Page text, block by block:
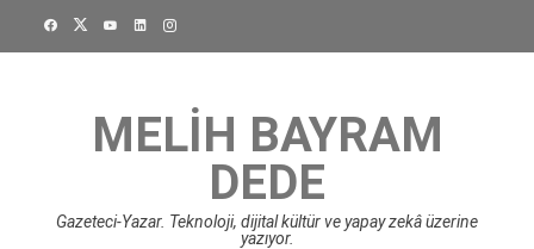
MELIH BAYRAM
DEDE
Gazeteci-Yazar. Teknoloji, dijital kültür ve yapay zekâ üzerine
yazıyor.